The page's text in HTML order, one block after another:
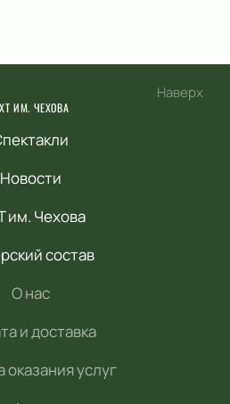
Наверх
ИМ. ЧЕХОВА
Новости
им. Чехова
состав
О нас
и доставка
оказания услуг